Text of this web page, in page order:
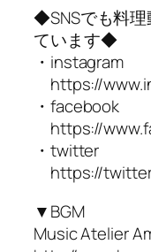
◆SNSでも料理
ています◆
・instagram
https://
・facebook
https://
・twitter
https://
▼BGM
Music Atelier